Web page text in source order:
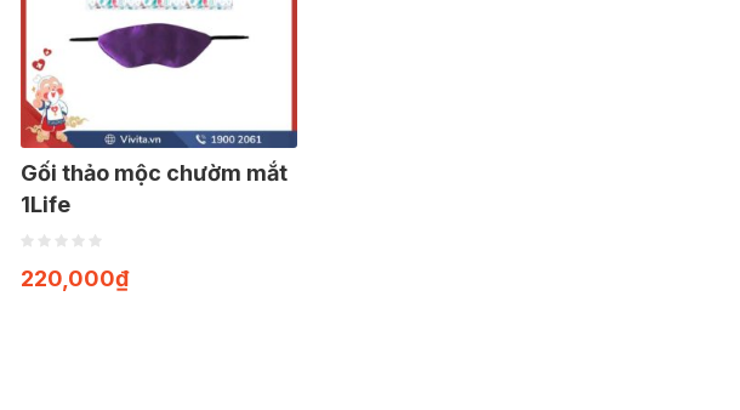
Gối thảo mộc chườm mắt
1Life
220,000₫